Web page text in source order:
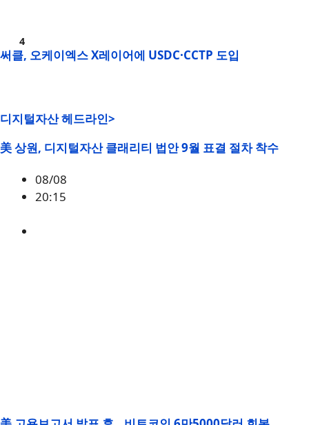
써클, 오케이엑스 X레이어에 USDC·CCTP 도입
디지털자산 헤드라인>
美 상원, 디지털자산 클래리티 법안 9월 표결 절차 착수
08/08
20:15